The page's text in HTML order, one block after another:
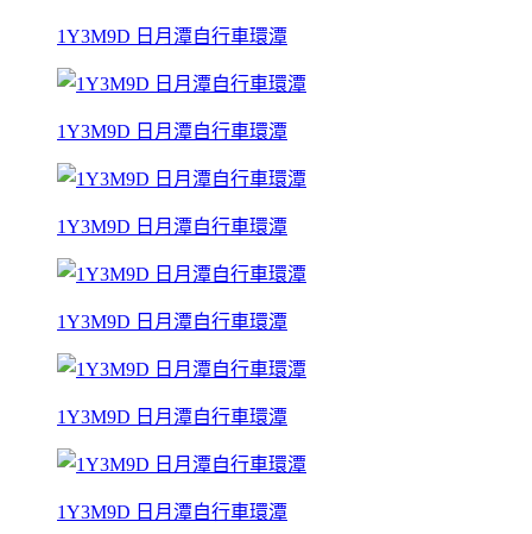
1Y3M9D 日月潭自行車環潭
1Y3M9D 日月潭自行車環潭
1Y3M9D 日月潭自行車環潭
1Y3M9D 日月潭自行車環潭
1Y3M9D 日月潭自行車環潭
1Y3M9D 日月潭自行車環潭